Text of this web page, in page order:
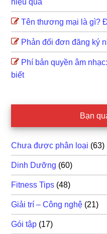
Tên thương mại là gì?
Phản đối đơn đăng ký
Phí bản quyền âm
biết
Bạn
Chưa được phân loại (63)
Dinh Dưỡng (60)
Fitness Tips (48)
Giải trí – Công nghệ (21)
Gói tập (17)